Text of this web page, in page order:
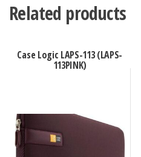
Related products
Case Logic LAPS-113 (LAPS-
113PINK)